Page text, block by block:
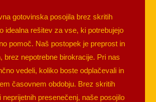
gotovinska posojila brez skritih
idealna rešitev za vse, ki potrebujejo
pomoč. Naš postopek je preprost in
brez nepotrebne birokracije. Pri nas
vedeli, koliko boste odplačevali in
časovnem obdobju. Brez skritih
presenečenj, naše posojilo